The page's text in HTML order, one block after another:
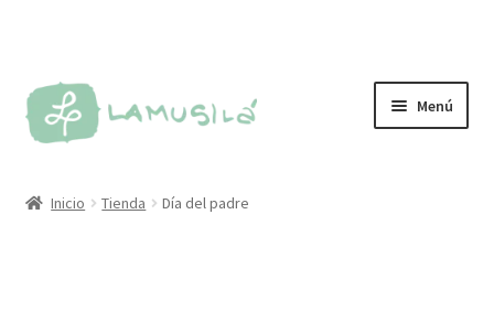
Ir
a
la
Ir
al
contenido
Menú
Inicio Tienda Día del padre